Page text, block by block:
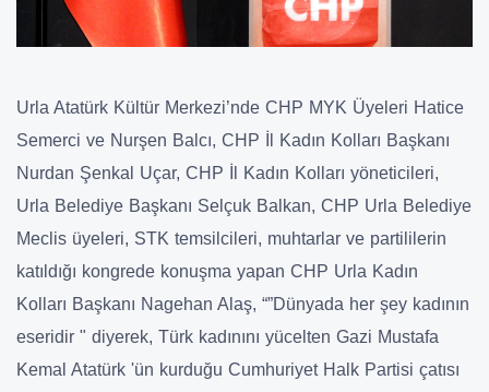
Urla Atatürk Kültür Merkezi’nde CHP MYK Üyeleri Hatice
Semerci ve Nurşen Balcı, CHP İl Kadın Kolları Başkanı
Nurdan Şenkal Uçar, CHP İl Kadın Kolları yöneticileri,
Urla Belediye Başkanı Selçuk Balkan, CHP Urla Belediye
Meclis üyeleri, STK temsilcileri, muhtarlar ve partililerin
katıldığı kongrede konuşma yapan CHP Urla Kadın
Kolları Başkanı Nagehan Alaş, “”Dünyada her şey kadının
eseridir " diyerek, Türk kadınını yücelten Gazi Mustafa
Kemal Atatürk 'ün kurduğu Cumhuriyet Halk Partisi çatısı